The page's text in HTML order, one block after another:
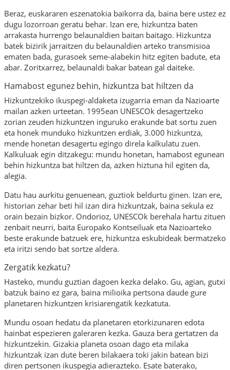
Beraz, euskararen eszenatokia baikorra da, baina bere ustez ez
dugu lozorroan geratu behar. Izan ere, hizkuntza baten
arrakasta hurrengo belaunaldien baitan baitago. Hizkuntza
batek bizirik jarraitzen du belaunaldien arteko transmisioa
ematen bada, gurasoek seme-alabekin hitz egiten badute, eta
abar. Zoritxarrez, belaunaldi bakar batean gal daiteke.
Hamabost egunez behin, hizkuntza bat hiltzen da
Hizkuntzekiko ikuspegi-aldaketa izugarria eman da Nazioarte
mailan azken urteetan. 1995ean UNESCOk desagertzeko
zorian zeuden hizkuntzen inguruko erakunde bat sortu zuen
eta honek munduko hizkuntzen erdiak, 3.000 hizkuntza,
mende honetan desagertu egingo direla kalkulatu zuen.
Kalkuluak egin ditzakegu: mundu honetan, hamabost egunean
behin hizkuntza bat hiltzen da, azken hiztuna hil egiten da,
alegia.
Datu hau aurkitu genuenean, guztiok beldurtu ginen. Izan ere,
historian zehar beti hil izan dira hizkuntzak, baina sekula ez
orain bezain bizkor. Ondorioz, UNESCOk berehala hartu zituen
zenbait neurri, baita Europako Kontseiluak eta Nazioarteko
beste erakunde batzuek ere, hizkuntza eskubideak bermatzeko
eta iritzi sendo bat sortze aldera.
Zergatik kezkatu?
Hasteko, mundu guztian dagoen kezka delako. Gu, agian, gutxi
batzuk baino ez gara, baina milioika pertsona daude gure
planetaren hizkuntzen krisiarengatik kezkatuta.
Mundu osoan hedatu da planetaren etorkizunaren edota
hainbat espezieren galeraren kezka. Gauza bera gertatzen da
hizkuntzekin. Gizakia planeta osoan dago eta milaka
hizkuntzak izan dute beren bilakaera toki jakin batean bizi
diren pertsonen ikuspegia adierazteko. Esate baterako,